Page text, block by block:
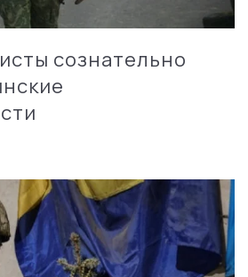
сознательно